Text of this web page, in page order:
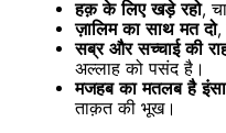
हक़ के लिए खड़े रहो,
ज़ालिम का साथ मत दो,
सब्र और सच्चाई की
अल्लाह को पसंद है।
मजहब का मतलब है
ताक़त की भूख।